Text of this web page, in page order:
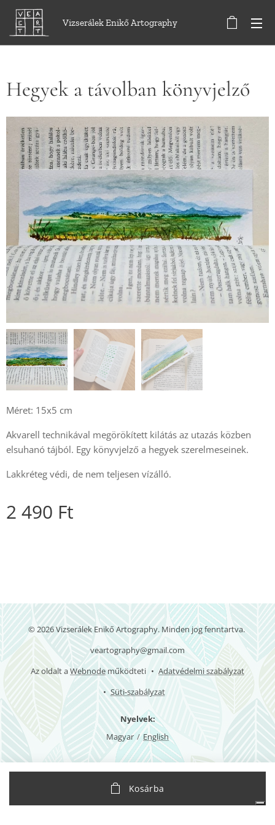
Vizserálek Enikő Artography
Hegyek a távolban könyvjelző
Méret: 15x5 cm
Akvarell technikával megörökített kilátás az utazás közben
elsuhanó tájból. Egy könyvjelző a hegyek szerelmeseinek.
Lakkréteg védi, de nem teljesen vízálló.
2 490 Ft
Kosárba
© 2026 Vizserálek Enikő Artography. Minden jog fenntartva.
veartography@gmail.com
Az oldalt aWebnodeműködteti
Adatvédelmi szabályzat
Süti-szabályzat
Nyelvek
Magyar
English